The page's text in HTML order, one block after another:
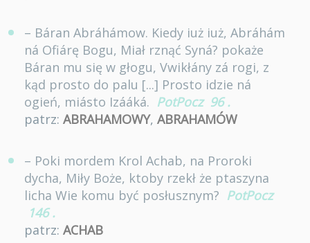
– Báran Abráhámow. Kiedy iuż iuż, Abráhám
ná Ofiárę Bogu, Miał rznąć Syná? pokaże
Báran mu się w głogu, Vwikłány zá rogi, z
kąd prosto do palu [...] Prosto idzie ná
ogień, miásto Izááká. PotPocz 96 .
patrz: ABRAHAMOWY, ABRAHAMÓW
– Poki mordem Krol Achab, na Proroki
dycha, Miły Boże, ktoby rzekł że ptaszyna
licha Wie komu być posłusznym? PotPocz
146 .
patrz: ACHAB